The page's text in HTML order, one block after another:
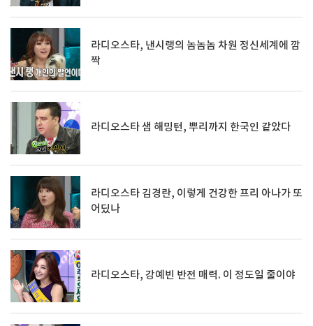
라디오스타, 낸시랭의 놈놈놈 차원 정신세계에 깜
짝
라디오스타 샘 해밍턴, 뿌리까지 한국인 같았다
라디오스타 김경란, 이렇게 건강한 프리 아나가 또
어딨나
라디오스타, 강예빈 반전 매력. 이 정도일 줄이야